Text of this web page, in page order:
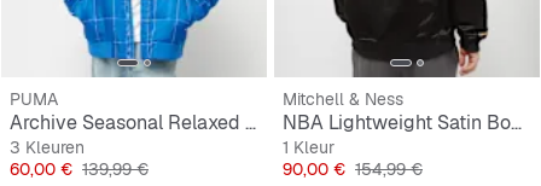
PUMA
Archive Seasonal Relaxed Racer Jacket
3 Kleuren
Prijs
60,00 € Originele Prijs
139,99 €
Mitchell & Ness
NBA Lightweight Satin Bomber Miami Heat
1 Kleur
Prijs
90,00 € Originele Prijs
154,99 €